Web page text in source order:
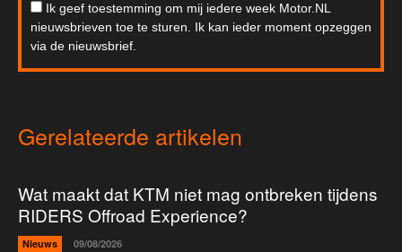
Ik geef toestemming om mij iedere week Motor.NL
nieuwsbrieven toe te sturen. Ik kan ieder moment opzeggen
via de nieuwsbrief.
Gerelateerde artikelen
Wat maakt dat KTM niet mag ontbreken tijdens
RIDERS Offroad Experience?
Nieuws 09/08/2026